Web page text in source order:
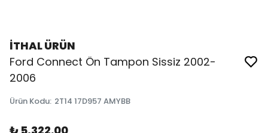
İTHAL ÜRÜN
Ford Connect Ön Tampon Sissiz 2002-
2006
Ürün Kodu: 2T14 17D957 AMYBB